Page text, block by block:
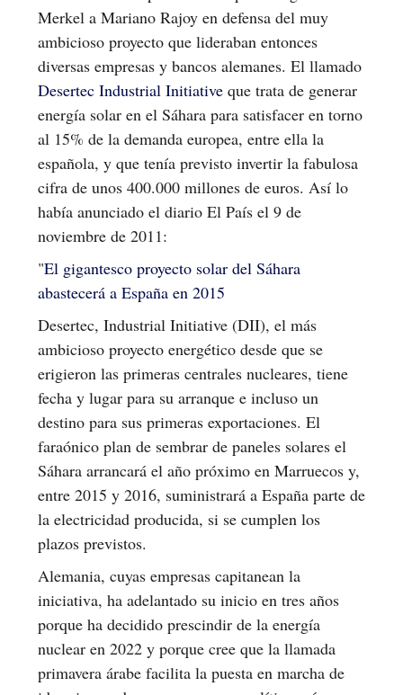
Merkel a Mariano Rajoy en defensa del muy
ambicioso proyecto que lideraban entonces
diversas empresas y bancos alemanes. El llamado
Desertec Industrial Initiative que trata de generar
energía solar en el Sáhara para satisfacer en torno
al 15% de la demanda europea, entre ella la
española, y que tenía previsto invertir la fabulosa
cifra de unos 400.000 millones de euros. Así lo
había anunciado el diario El País el 9 de
noviembre de 2011:
"El gigantesco proyecto solar del Sáhara
abastecerá a España en 2015
Desertec, Industrial Initiative (DII), el más
ambicioso proyecto energético desde que se
erigieron las primeras centrales nucleares, tiene
fecha y lugar para su arranque e incluso un
destino para sus primeras exportaciones. El
faraónico plan de sembrar de paneles solares el
Sáhara arrancará el año próximo en Marruecos y,
entre 2015 y 2016, suministrará a España parte de
la electricidad producida, si se cumplen los
plazos previstos.
Alemania, cuyas empresas capitanean la
iniciativa, ha adelantado su inicio en tres años
porque ha decidido prescindir de la energía
nuclear en 2022 y porque cree que la llamada
primavera árabe facilita la puesta en marcha de